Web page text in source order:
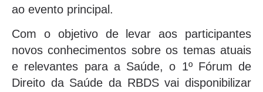
ao evento principal.
Com o objetivo de levar aos participantes
novos conhecimentos sobre os temas atuais
e relevantes para a Saúde, o 1º Fórum de
Direito da Saúde da RBDS vai disponibilizar